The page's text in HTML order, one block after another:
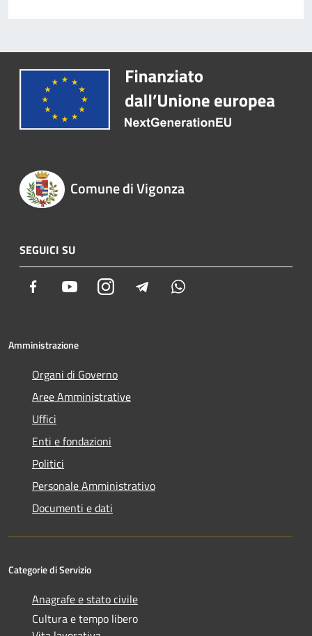
Comune di Vigonza
SEGUICI SU
Facebook YoutubeInstagram Telegram
Amministrazione
Organi di Governo
Aree Amministrative
Uffici
Enti e fondazioni
Politici
Personale Amministrativo
Documenti e dati
Categorie di Servizio
Anagrafe e stato civile
Cultura e tempo libero